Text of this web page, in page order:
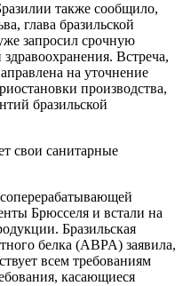
также сообщило,
глава бразильской
запросил срочную
Встреча,
​​на уточнение
производства,
бразильской
свои санитарные
Брюсселя и встали на
Бразильская
белка (ABPA) заявила,
всем требованиям
касающиеся